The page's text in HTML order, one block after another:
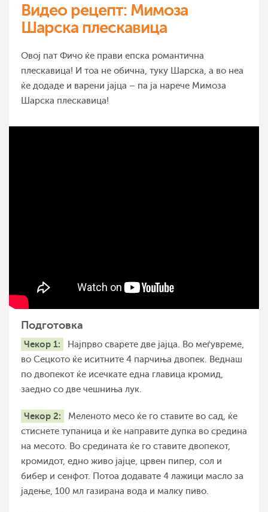
Видео рецепт: Мимоза
Шарска плескавица
Овој пат Фичо ќе прави епска романтична
плескавица! И тоа не обична, туку Шарска, а во неа
ќе додаде и варени јајца – па ја нарече Мимоза
Шарска плескавица!
Подготовка
Чекор 1:
Најпрво сварете две јајца. Во меѓувреме,
во Сецкото ќе иситните 4 парчиња двопек. Веднаш
по двопекот ќе исечкате една главица кромид,
заедно со две чешниња лук.
Чекор 2:
Меленото месо ќе го ставите во сад, ќе
стиснете тупаница и ќе направите дупка во средина
на месото. Во средината ќе го ставите двопекот,
кромидот, едно живо јајце, црвен пипер, сол и
бибер и сенфот. Потоа додавате 4 лажици масло за
јадење, 100 мл газирана вода и малку пиво.